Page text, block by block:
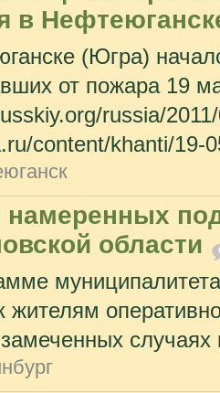
в
(Югра)
от пожара 19
russia/
content/khanti/19-
намеренных
области
жителям
случаях